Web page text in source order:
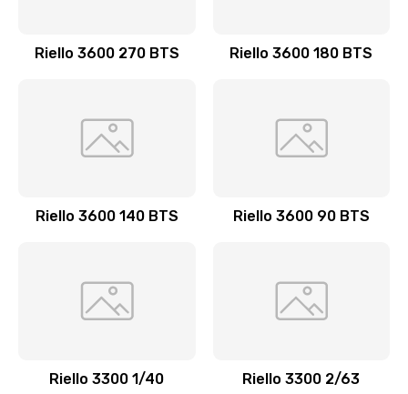
Riello 3600 270 BTS Riello 3600 180 BTS
Riello 3600 140 BTS Riello 3600 90 BTS
Riello 3300 1/40 Riello 3300 2/63